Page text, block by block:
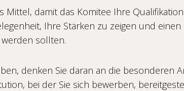
Mittel, damit das Komitee Ihre
Ihre Stärken zu zeigen und
sollten.
denken Sie daran an die besonderen
bei der Sie sich bewerben,